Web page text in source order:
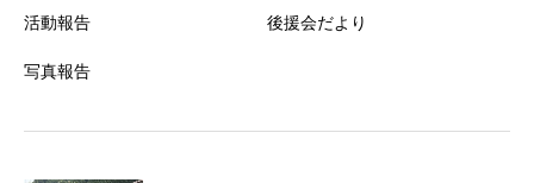
活動報告
写真報告
後援会だより